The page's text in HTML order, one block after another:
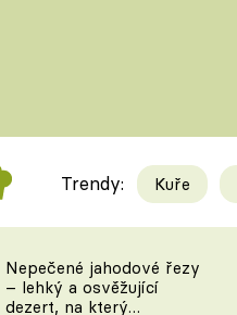
Videorecepty
TEĎ VAŘÍ ŠÉF!
Trendy: Kuře
Nepečené jahodové řezy
– lehký a osvěžující
dezert, na který